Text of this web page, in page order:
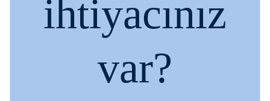
ihtiyacınız
var?